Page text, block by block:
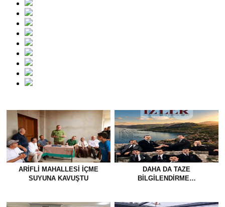
ARIFLI MAHALLESI İÇME
SUYUNA KAVUŞTU
DAHA DA TAZE
BİLGİLENDİRME…